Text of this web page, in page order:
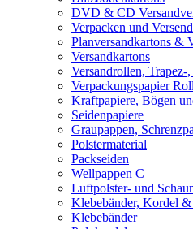
DVD & CD
Verpacken und
Planversandkartons &
Versandkartons
Versandrollen, Trapez-
Verpackungspapier
Kraftpapiere, Bögen
Seidenpapiere
Graupappen,
Polstermaterial
Packseiden
Wellpappen C
Luftpolster- und
Klebebänder, Kordel
Klebebänder